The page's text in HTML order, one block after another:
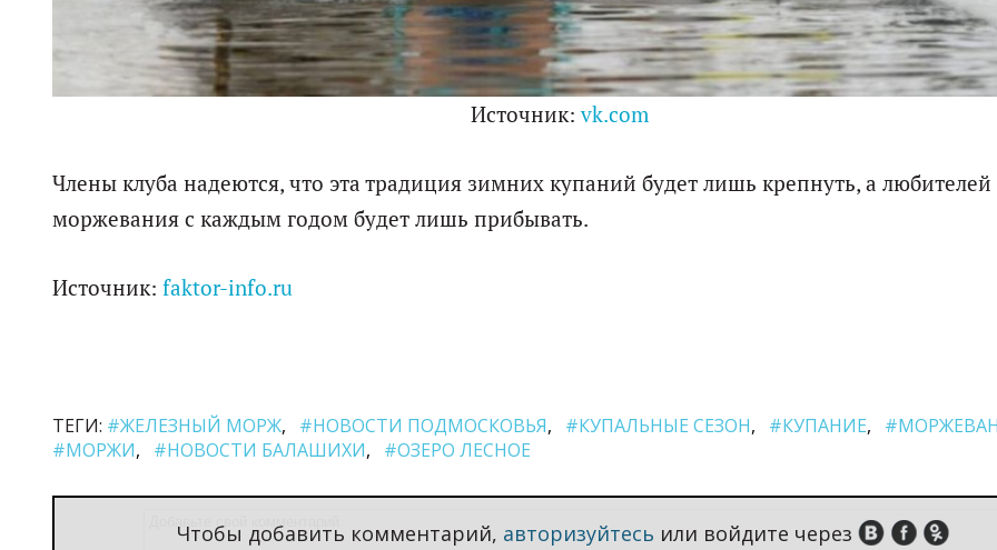
Источник:vk.com
Члены клуба надеются, что эта традиция зимних купаний будет лишь крепнуть, а любителей
моржевания с каждым годом будет лишь прибывать.
Источник: faktor-info.ru
ТЕГИ: #ЖЕЛЕЗНЫЙ МОРЖ #НОВОСТИ ПОДМОСКОВЬЯ #КУПАЛЬНЫЕ СЕЗОН #КУПАНИЕ
#МОРЖИ
#НОВОСТИ БАЛАШИХИ #ОЗЕРО ЛЕСНОЕ
Чтобы добавить комментарий, авторизуйтесь или войдите через